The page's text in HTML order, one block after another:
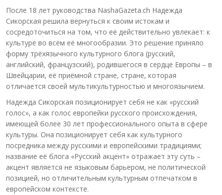
После 18 лет руководства NashaGazeta.ch Надежда
Сикорская решила вернуться к своим истокам и
сосредоточиться на том, что её действительно увлекает: к
культуре во всём её многообразии. Это решение приняло
форму трёхязычного культурного блога (русский,
английский, французский), родившегося в сердце Европы – в
Швейцарии, её приёмной стране, стране, которая
отличается своей мультикультурностью и многоязычием.
Надежда Сикорская позиционирует себя не как «русский
голос», а как голос европейки русского происхождения,
имеющей более 30 лет профессионального опыта в сфере
культуры. Она позиционирует себя как культурного
посредника между русскими и европейскими традициями;
название её блога «Русский акцент» отражает эту суть –
акцент является не языковым барьером, не политической
позицией, но отличительным культурным отпечатком в
европейском контексте.